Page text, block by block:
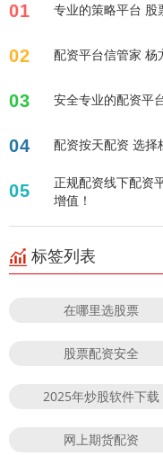
01 专业的策略平台 股
02 配资平台信管家 杨
03 安全专业的配资平
04 配资按天配资 选择
05
正规配资线下配资
增值！
标签列表
在哪里选股票
股票配资安全
2025年炒股软件下载
网上期货配资